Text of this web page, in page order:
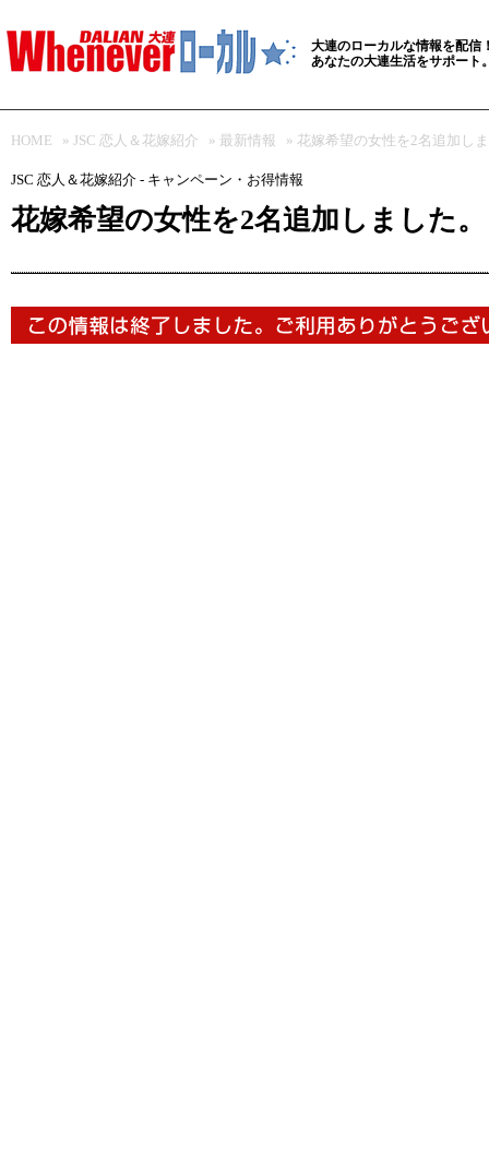
大連のローカルな情報を配信
あなたの大連生活をサポート
HOME » JSC 恋人＆花嫁紹介 » 最新情報 » 花嫁希望の女性を2名追加し
JSC 恋人＆花嫁紹介 - キャンペーン・お得情報
花嫁希望の女性を2名追加しました。